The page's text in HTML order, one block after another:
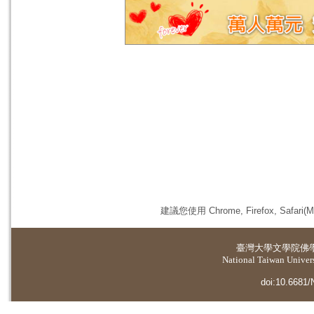
建議您使用 Chrome, Firefox,
臺灣大學文學院佛
National Taiwan
doi:10.6681/